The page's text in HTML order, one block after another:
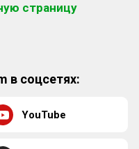
страницу
в соцсетях:
YouTube